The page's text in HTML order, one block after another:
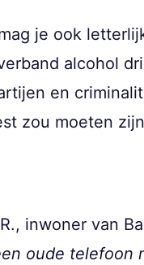
je ook
alcohol
en
zou moeten
inwoner van
oude telefoon